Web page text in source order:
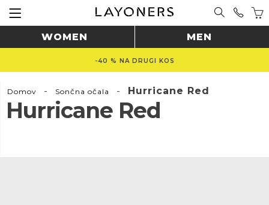
WOMEN MEN
-40 % NA DRUGI KOS
Domov - Sončna očala - Hurricane Red
Hurricane Red